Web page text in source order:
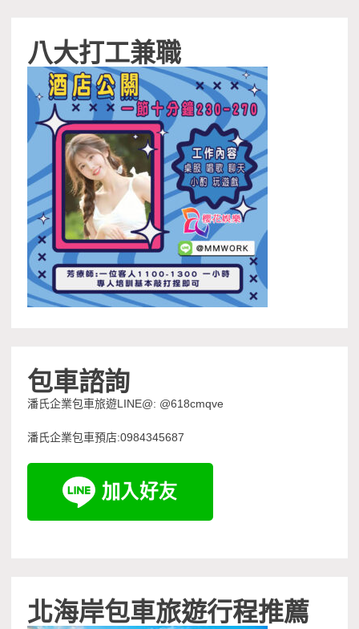
八大打工兼職
包車諮詢
潘氏企業包車旅遊LINE@: @618cmqve
潘氏企業包車預店:0984345687
北海岸包車旅遊行程推薦